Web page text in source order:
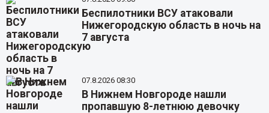
Беспилотники ВСУ атаковали
Нижегородскую область в ночь на
7 августа
07.8.2026 08:30
В Нижнем Новгороде нашли
пропавшую 8-летнюю девочку